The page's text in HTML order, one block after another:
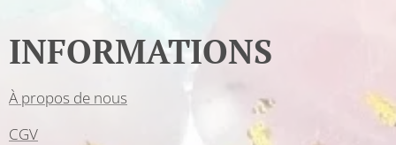
INFORMATIONS
À propos de nous
CGV